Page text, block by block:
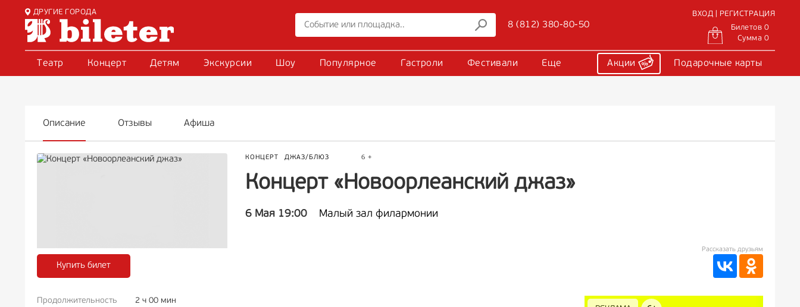
ДРУГИЕ ГОРОДА
8 (812) 380-80-50
ВХОД | РЕГИСТРАЦИЯ
Билетов 0
Сумма 0
Театр Концерт Детям Экскурсии Шоу Популярное Гастроли Фестивали Еще Акции Подарочные карты
Описание Отзывы Афиша
КОНЦЕРТ ДЖАЗ/БЛЮЗ 6 +
Концерт «Новоорлеанский джаз»
6 Мая 19:00 Малый зал филармонии
Купить билет
Рассказать друзьям
Продолжительность 2 ч 00 мин